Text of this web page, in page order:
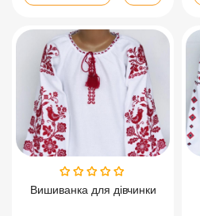
Вишиванка для дівчинки